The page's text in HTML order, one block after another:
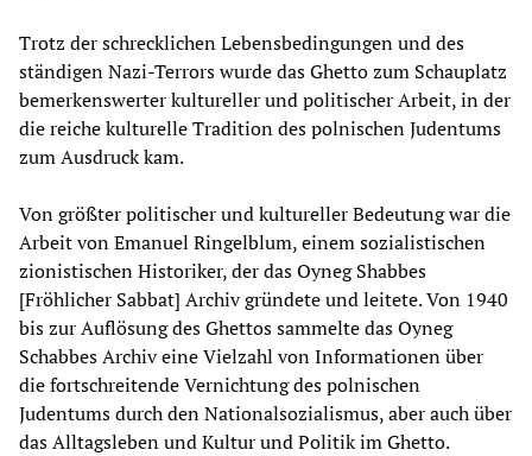
Trotz der schrecklichen Lebensbedingungen und des
ständigen Nazi-Terrors wurde das Ghetto zum Schauplatz
bemerkenswerter kultureller und politischer Arbeit, in der
die reiche kulturelle Tradition des polnischen Judentums
zum Ausdruck kam.
Von größter politischer und kultureller Bedeutung war die
Arbeit von Emanuel Ringelblum, einem sozialistischen
zionistischen Historiker, der das Oyneg Shabbes
[Fröhlicher Sabbat] Archiv gründete und leitete. Von 1940
bis zur Auflösung des Ghettos sammelte das Oyneg
Schabbes Archiv eine Vielzahl von Informationen über
die fortschreitende Vernichtung des polnischen
Judentums durch den Nationalsozialismus, aber auch über
das Alltagsleben und Kultur und Politik im Ghetto.